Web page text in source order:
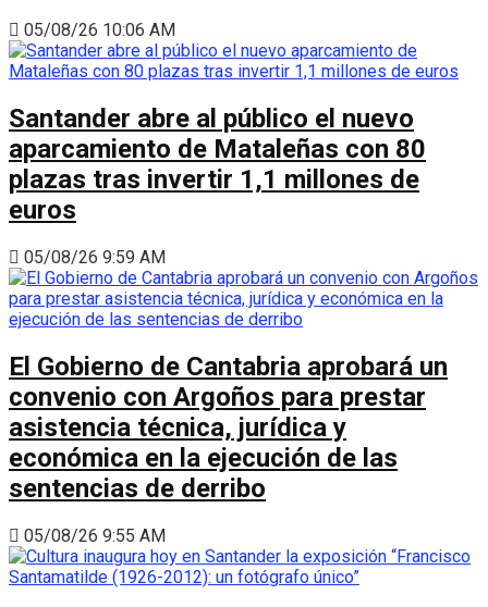
05/08/26 10:06 AM
Santander abre al público el nuevo
aparcamiento de Mataleñas con 80
plazas tras invertir 1,1 millones de
euros
05/08/26 9:59 AM
El Gobierno de Cantabria aprobará un
convenio con Argoños para prestar
asistencia técnica, jurídica y
económica en la ejecución de las
sentencias de derribo
05/08/26 9:55 AM